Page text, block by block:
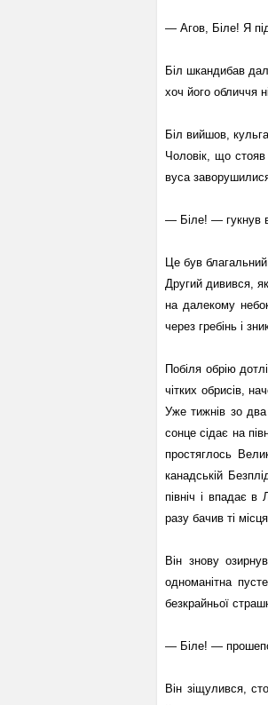
— Агов, Біле! Я
Біл шкандибав
хоч його обличчя
Біл вийшов,
Чоловік, що стояв
вуса
— Біле! — гукнув
Це був
Другий дивився,
на далекому
через гребінь і
Побіля обрію
чітких обрисів,
Уже тижнів зо
сонце сідає на
простяглось
канадській
північ і впадає
разу бачив ті
Він знову
одноманітна
безкрайньої
— Біле! —
Він зіщулився,